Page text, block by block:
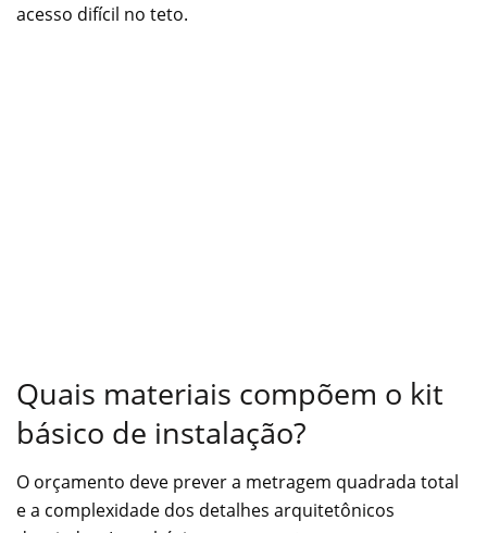
acesso difícil no teto.
Quais materiais compõem o kit
básico de instalação?
O orçamento deve prever a metragem quadrada total
e a complexidade dos detalhes arquitetônicos